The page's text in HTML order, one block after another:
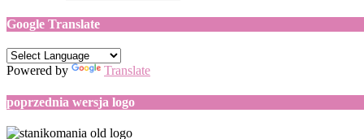
Google Translate
Powered by Translate
poprzednia wersja logo